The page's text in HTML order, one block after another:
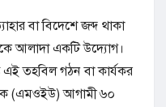
বা বিদেশে জব্দ থাকা
আলাদা একটি উদ্যোগ।
এই তহবিল গঠন বা কার্যকর
(এমওইউ) আগামী ৬০